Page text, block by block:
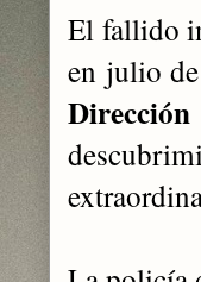
El fallido
en julio